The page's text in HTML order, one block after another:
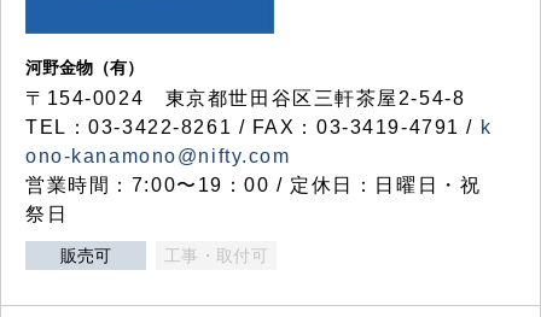
河野金物（有）
〒154-0024 東京都世田谷区三軒茶屋2-54-8
TEL：03-3422-8261 / FAX：03-3419-4791 / k
ono-kanamono@nifty.com
営業時間：7:00〜19：00 / 定休日：日曜日・祝
祭日
販売可 工事・取付可